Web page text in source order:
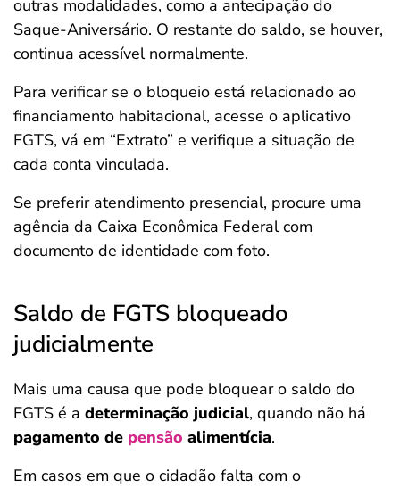
outras modalidades, como a antecipação do
Saque-Aniversário. O restante do saldo, se houver,
continua acessível normalmente.
Para verificar se o bloqueio está relacionado ao
financiamento habitacional, acesse o aplicativo
FGTS, vá em “Extrato” e verifique a situação de
cada conta vinculada.
Se preferir atendimento presencial, procure uma
agência da Caixa Econômica Federal com
documento de identidade com foto.
Saldo de FGTS bloqueado
judicialmente
Mais uma causa que pode bloquear o saldo do
FGTS é a determinação judicial, quando não há
pagamento de pensão alimentícia.
Em casos em que o cidadão falta com o